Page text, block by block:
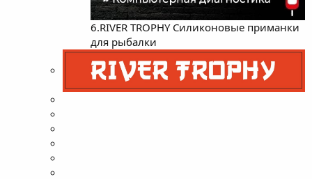
6.RIVER TROPHY Силиконовые приманки
для рыбалки